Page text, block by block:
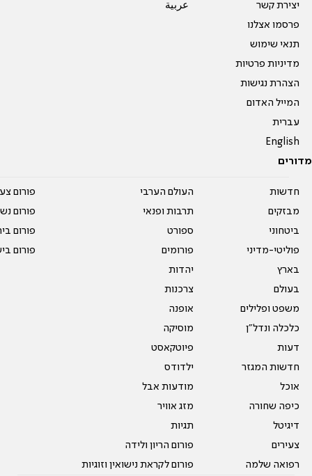
יצירת קשר
פרסמו אצלנו
תנאי שימוש
מדיניות פרטיות
הצהרת נגישות
המייל האדום
עברית
English
عربية
מדורים
חדשות
מבזקים
ביטחוני
פוליטי-מדיני
בארץ
בעולם
משפט ופלילים
כלכלה ונדל"ן
דעות
חדשות המגזר
אוכל
כיפה שחורה
דיגיטל
צעירים
רפואה שלמה
העולם הערבי
תרבות ופנאי
ספורט
פורומים
יהדות
צרכנות
אופנה
מוסיקה
פיוטקאסט
ילדודס
מודעות אבל
מזג אוויר
תגיות
פורום הריון ולידה
פורום לקראת נישואין וזוגיות
פורום
פורום
פורום
פורום